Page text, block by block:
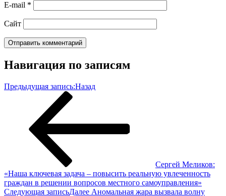
E-mail *
Сайт
Навигация по записям
Предыдущая запись:Назад
Сергей Меликов:
«Наша ключевая задача – повысить реальную увлеченность
граждан в решении вопросов местного самоуправления»
Следующая записьДалее Аномальная жара вызвала волну